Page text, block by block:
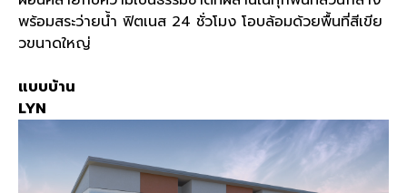
พร้อมสระว่ายน้ำ ฟิตเนส 24 ชั่วโมง โอบล้อมด้วยพื้นที่สีเขีย
วขนาดใหญ่
แบบบ้าน
LYN